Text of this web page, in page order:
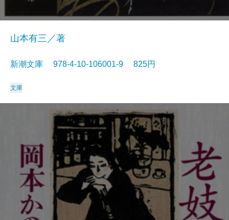
山本有三／著
新潮文庫 978-4-10-106001-9 825円
文庫